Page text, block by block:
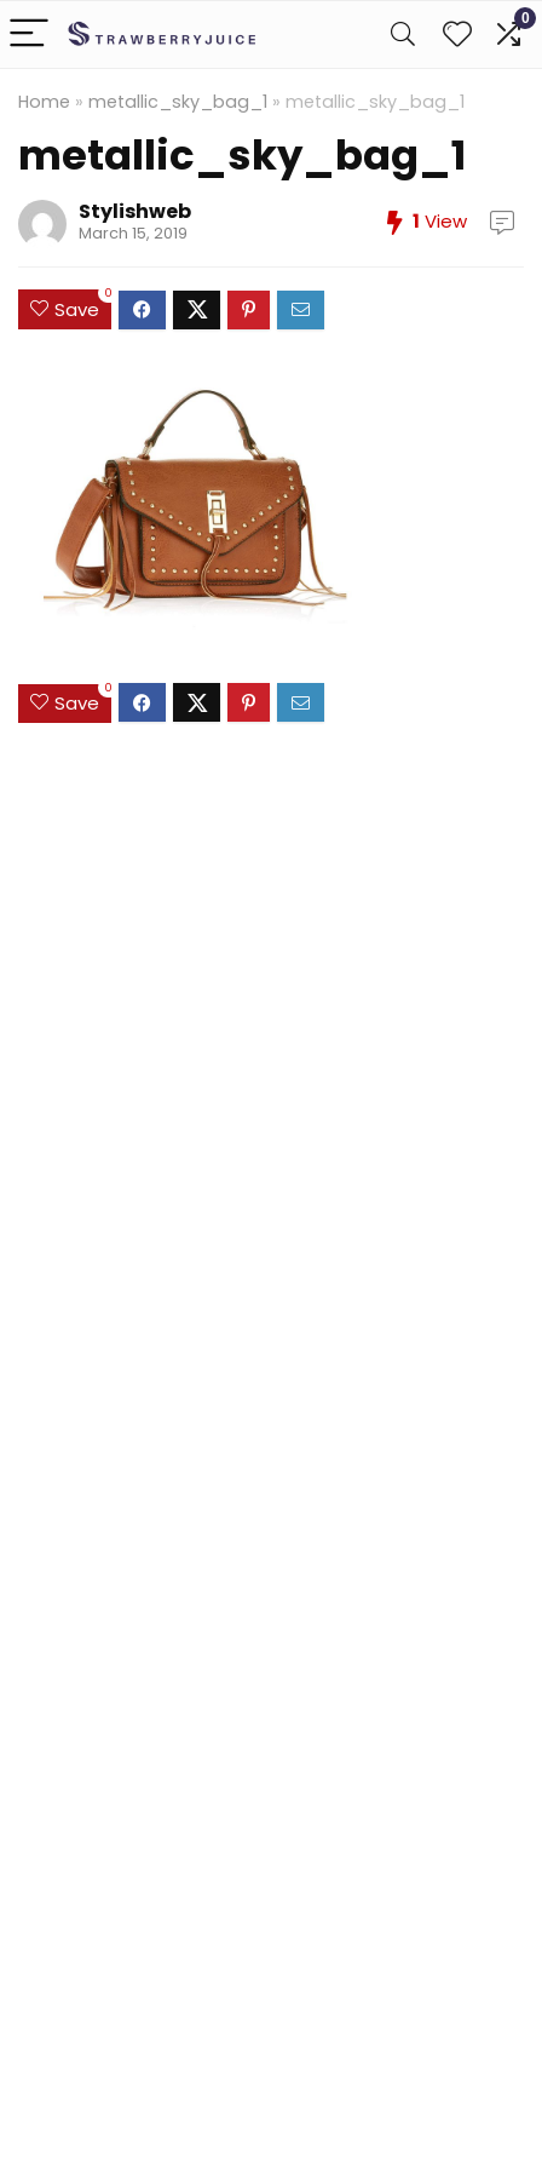
0
Home » metallic_sky_bag_1 » metallic_sky_bag_1
metallic_sky_bag_1
Stylishweb
March 15, 2019 1 View
Save
0
Save
0